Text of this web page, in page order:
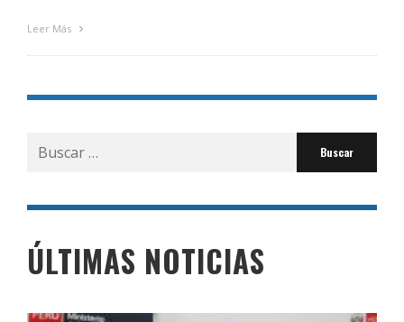
Leer Más
Buscar
por:
ÚLTIMAS NOTICIAS